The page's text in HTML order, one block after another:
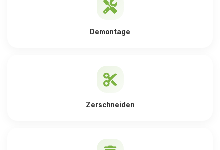
Demontage
Zerschneiden